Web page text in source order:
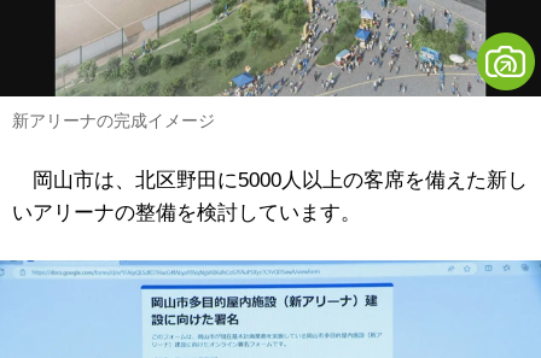
新アリーナの完成イメージ
岡山市は、北区野田に5000人以上の客席を備えた新し
いアリーナの整備を検討しています。